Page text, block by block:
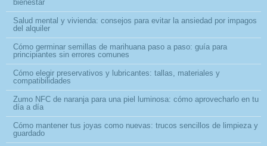
bienestar
Salud mental y vivienda: consejos para evitar la ansiedad por impagos
del alquiler
Cómo germinar semillas de marihuana paso a paso: guía para
principiantes sin errores comunes
Cómo elegir preservativos y lubricantes: tallas, materiales y
compatibilidades
Zumo NFC de naranja para una piel luminosa: cómo aprovecharlo en tu
día a día
Cómo mantener tus joyas como nuevas: trucos sencillos de limpieza y
guardado